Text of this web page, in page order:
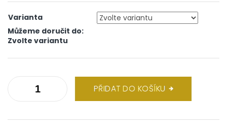
cena:
Varianta
Můžeme doručit do:
Zvolte variantu
PŘIDAT DO KOŠÍKU